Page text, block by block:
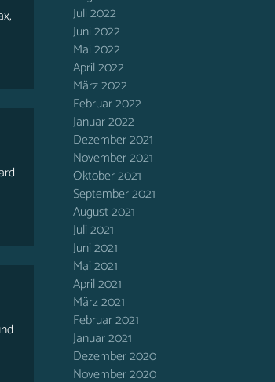
Juli 2022
Juni 2022
Mai 2022
April 2022
März 2022
Februar 2022
Januar 2022
Dezember 2021
November 2021
Oktober 2021
September 2021
August 2021
Juli 2021
Juni 2021
Mai 2021
April 2021
März 2021
Februar 2021
Januar 2021
Dezember 2020
November 2020